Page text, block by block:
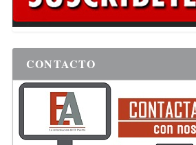
CONTACTO